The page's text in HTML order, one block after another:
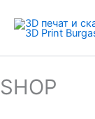
content
SHOP